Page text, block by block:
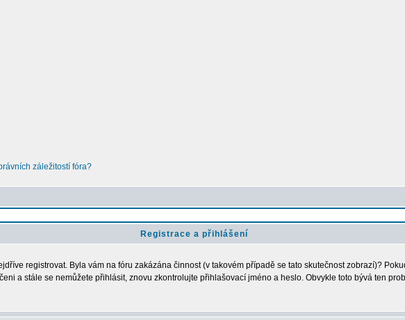
záležitostí fóra?
Registrace a přihlášení
registrovat. Byla vám na fóru zakázána činnost (v takovém případě se tato skutečnost zobrazí)?
a stále se nemůžete přihlásit, znovu zkontrolujte přihlašovací jméno a heslo. Obvykle toto bývá ten